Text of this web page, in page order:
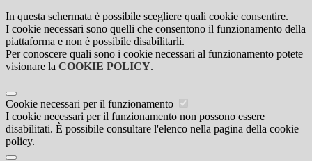
In questa schermata è possibile scegliere quali cookie consentire.
I cookie necessari sono quelli che consentono il funzionamento della
piattaforma e non è possibile disabilitarli.
Per conoscere quali sono i cookie necessari al funzionamento potete
visionare la COOKIE POLICY.
Cookie necessari per il funzionamento
I cookie necessari per il funzionamento non possono essere
disabilitati. È possibile consultare l'elenco nella pagina della cookie
policy.